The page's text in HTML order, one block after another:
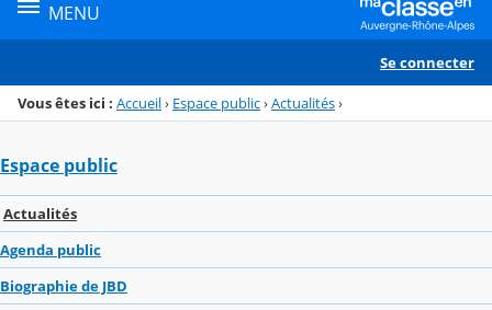
MENU
Se connecter
Vous êtes ici : Accueil› Espace public›Actualités›
Espace public
Actualités
Agenda public
Biographie de JBD